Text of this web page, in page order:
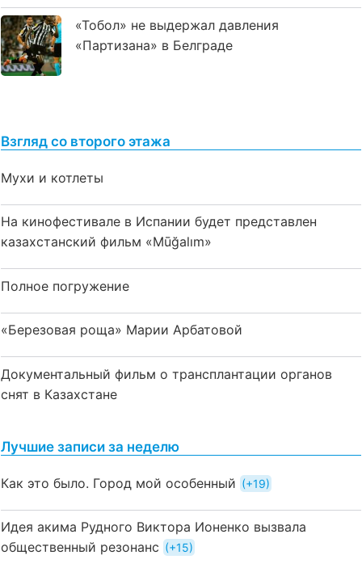
«Тобол» не выдержал давления
«Партизана» в Белграде
Взгляд со второго этажа
Мухи и котлеты
На кинофестивале в Испании будет представлен
казахстанский фильм «Mūğalım»
Полное погружение
«Березовая роща» Марии Арбатовой
Документальный фильм о трансплантации органов
снят в Казахстане
Лучшие записи за неделю
Как это было. Город мой особенный +19
Идея акима Рудного Виктора Ионенко вызвала
общественный резонанс
+15